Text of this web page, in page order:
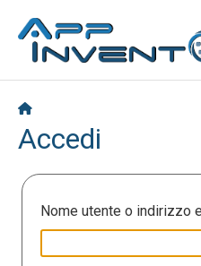
Accedi
Nome utente o indirizzo